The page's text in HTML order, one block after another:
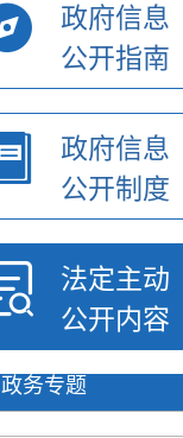
政府信息
公开指南
政府信息
公开制度
法定主动
公开内容
办公室文件
部门乡镇文件
通知公告公示
重大行政决策预公开
政务专题